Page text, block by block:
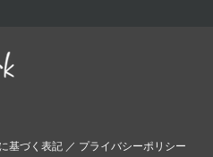
基づく表記 ／ プライバシーポリシー